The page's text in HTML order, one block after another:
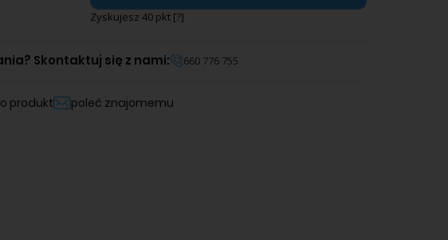
Zyskujesz 40pkt [?]
Skontaktuj się z nami: 660 776 755
produkt poleć znajomemu